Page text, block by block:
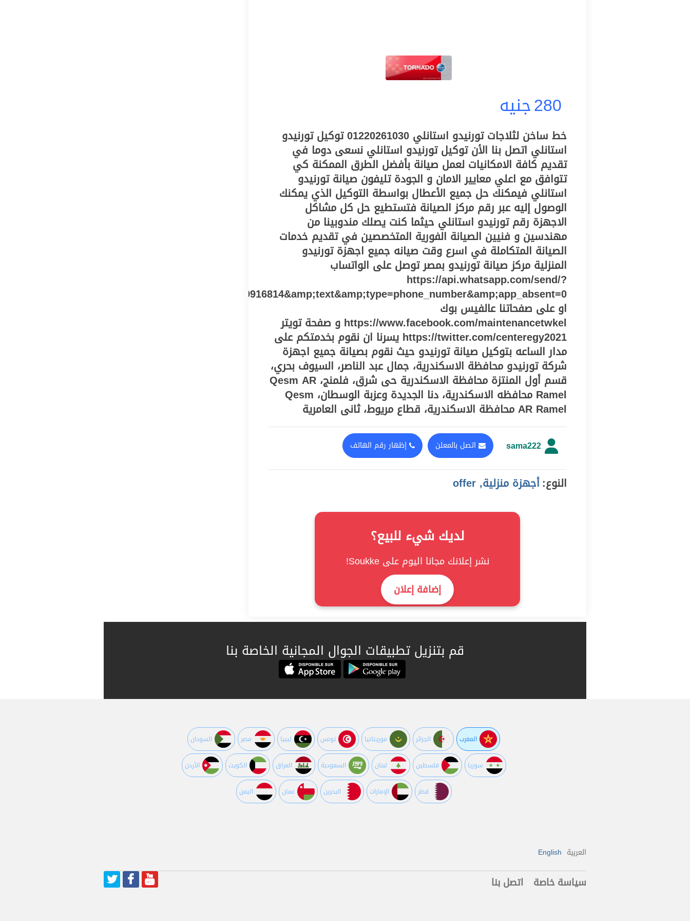
280جنيه
خط ساخن لثلاجات تورنيدو استانلي 01220261030 توكيل تورنيدو
استانلي اتصل بنا الأن توكيل تورنيدو استانلي نسعى دوما في
تقديم كافة الامكانيات لعمل صيانة بأفضل الطرق الممكنة كي
تتوافق مع اعلي معايير الامان و الجودة تليفون صيانة تورنيدو
استانلي فيمكنك حل جميع الأعطال بواسطة التوكيل الذي يمكنك
الوصول إليه عبر رقم مركز الصيانة فتستطيع حل كل مشاكل
الاجهزة رقم تورنيدو استانلي حيثما كنت يصلك مندوبينا من
مهندسين و فنيين الصيانة الفورية المتخصصين في تقديم خدمات
الصيانة المتكاملة في اسرع وقت صيانه جميع اجهزة تورنيدو
المنزلية مركز صيانة تورنيدو بمصر توصل على الواتساب
https://api.whatsapp.com/send/?
phone=%2B201010916814&amp;text&amp;type=phone_number&amp;app_absent=0
او على صفحاتنا عالفيس بوك
https://www.facebook.com/maintenancetwkel و صفحة تويتر
https://twitter.com/centeregy2021 يسرنا ان نقوم بخدمتكم على
مدار الساعه بتوكيل صيانة تورنيدو حيث نقوم بصيانة جميع اجهزة
شركة تورنيدو محافظة الاسكندرية، جمال عبد الناصر، السيوف بحري،
قسم أول المنتزة محافظة الاسكندرية حى شرق، فلمنج، Qesm AR
Ramel محافظه الاسكندرية، دنا الجديدة وعزبة الوسطان، Qesm
AR Ramel محافظة الاسكندرية، قطاع مريوط، ثانى العامرية
sama222 اتصل بالمعلن إظهار رقم الهاتف
النوع:أجهزة منزلية, offer
لديك شيء للبيع؟
نشر إعلانك مجانا اليوم على Soukke!
إضافة إعلان
قم بتنزيل تطبيقات الجوال المجانية الخاصة بنا
المغرب الجزائر موريتانيا تونس ليبيا مصر السودان
سوريا فلسطين لبنان السعودية العراق الكويت اﻷردن
قطر اﻹمارات البحرين عمان اليمن
العربية English
سياسة خاصة اتصل بنا